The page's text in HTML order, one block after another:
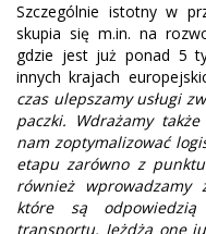
Szczególnie istotny w
skupia się m.in. na
gdzie jest już ponad 5
innych krajach
czas ulepszamy usługi
paczki. Wdrażamy
nam zoptymalizować
etapu zarówno z
również wprowadzamy
które są
transportu. Jeżdżą one